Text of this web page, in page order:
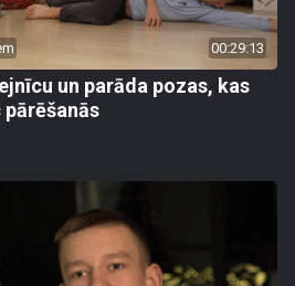
00:29:13
un parāda pozas, kas